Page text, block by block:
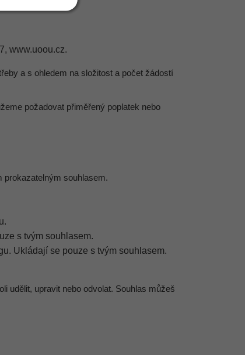
www.uoou.cz.
a s ohledem na složitost a počet žádostí
požadovat přiměřený poplatek nebo
prokazatelným souhlasem.
s tvým souhlasem.
Ukládají se pouze s tvým souhlasem.
udělit, upravit nebo odvolat. Souhlas můžeš